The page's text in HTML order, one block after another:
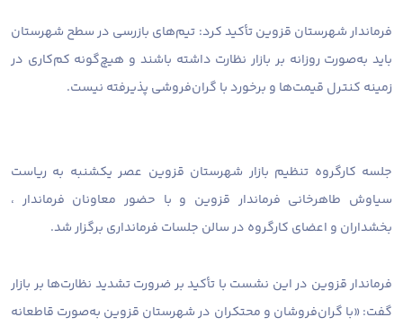
فرماندار شهرستان قزوین تأکید کرد: تیم‌های بازرسی در سطح شهرستان
باید به‌صورت روزانه بر بازار نظارت داشته باشند و هیچ‌گونه کم‌کاری در
زمینه کنترل قیمت‌ها و برخورد با گران‌فروشی پذیرفته نیست.
جلسه کارگروه تنظیم بازار شهرستان قزوین عصر یکشنبه به ریاست
سیاوش طاهرخانی فرماندار قزوین و با حضور معاونان فرماندار ،
بخشداران و اعضای کارگروه در سالن جلسات فرمانداری برگزار شد.
فرماندار قزوین در این نشست با تأکید بر ضرورت تشدید نظارت‌ها بر بازار
گفت: «با گران‌فروشان و محتکران در شهرستان قزوین به‌صورت قاطعانه